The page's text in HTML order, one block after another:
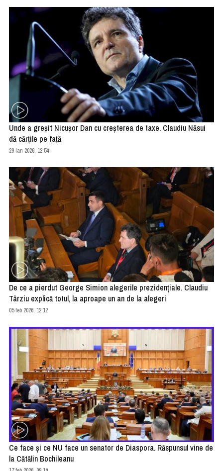
Unde a greşit Nicuşor Dan cu creşterea de taxe. Claudiu Năsui
dă cărţile pe faţă
29 ian 2026, 12:54
De ce a pierdut George Simion alegerile prezidenţiale. Claudiu
Târziu explică totul, la aproape un an de la alegeri
05 feb 2026, 12:12
Ce face şi ce NU face un senator de Diaspora. Răspunsul vine de
la Cătălin Bochileanu